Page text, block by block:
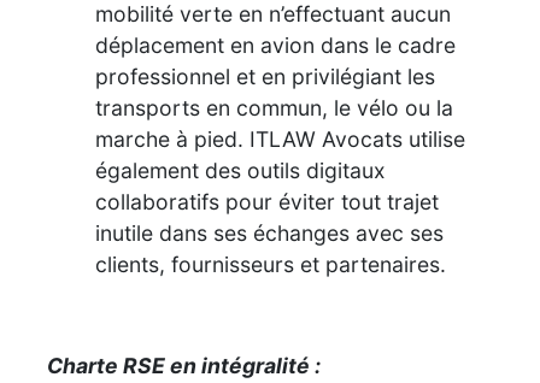
mobilité verte en n’effectuant aucun
déplacement en avion dans le cadre
professionnel et en privilégiant les
transports en commun, le vélo ou la
marche à pied. ITLAW Avocats utilise
également des outils digitaux
collaboratifs pour éviter tout trajet
inutile dans ses échanges avec ses
clients, fournisseurs et partenaires.
Charte RSE en intégralité :